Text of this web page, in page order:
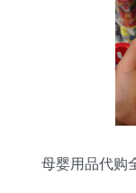
母婴用品代购